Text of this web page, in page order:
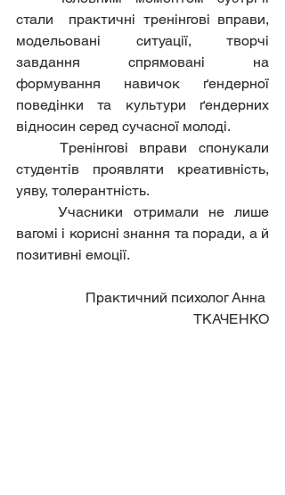
стали  практичні тренінгові вправи,
модельовані ситуації, творчі
завдання спрямовані на
формування навичок ґендерної
поведінки та культури ґендерних
відносин серед сучасної молоді.
студентів проявляти креативність,
уяву, толерантність.
Учасники отримали не лише
вагомі і корисні знання та поради, а й
позитивні емоції.
Практичний психолог Анна
ТКАЧЕНКО